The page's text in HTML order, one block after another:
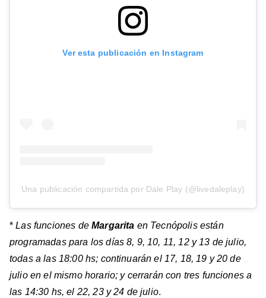
Ver esta publicación en Instagram
Una publicación compartida por Dale Play (@livedaleplay)
*Las funciones deMargarita en Tecnópolis están
programadas para los días 8, 9, 10, 11, 12 y 13 de julio,
todas a las 18:00 hs; continuarán el 17, 18, 19 y 20 de
julio en el mismo horario; y cerrarán con tres funciones a
las 14:30 hs, el 22, 23 y 24 de julio.